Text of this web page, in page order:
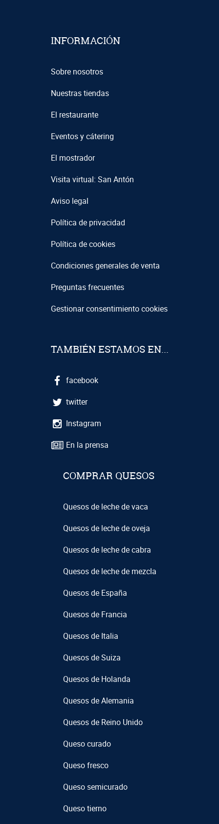
INFORMACIÓN
Sobre nosotros
Nuestras tiendas
El restaurante
Eventos y cátering
El mostrador
Visita virtual: San Antón
Aviso legal
Política de privacidad
Política de cookies
Condiciones generales de venta
Preguntas frecuentes
Gestionar consentimiento cookies
TAMBIÉN ESTAMOS EN...
facebook
twitter
Instagram
En la prensa
COMPRAR QUESOS
Quesos de leche de vaca
Quesos de leche de oveja
Quesos de leche de cabra
Quesos de leche de mezcla
Quesos de España
Quesos de Francia
Quesos de Italia
Quesos de Suiza
Quesos de Holanda
Quesos de Alemania
Quesos de Reino Unido
Queso curado
Queso fresco
Queso semicurado
Queso tierno